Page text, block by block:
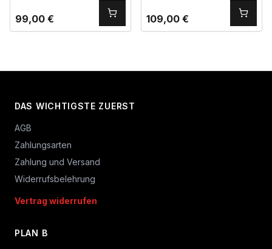
99,00 € 109,00 €
DAS WICHTIGSTE ZUERST
AGB
Zahlungsarten
Zahlung und Versand
Widerrufsbelehrung
Vertrag widerrufen
PLAN B